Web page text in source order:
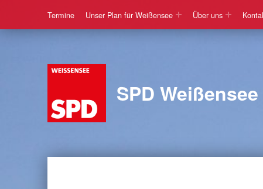
Termine
Unser Plan für Weißensee Über uns
SPD Weißensee